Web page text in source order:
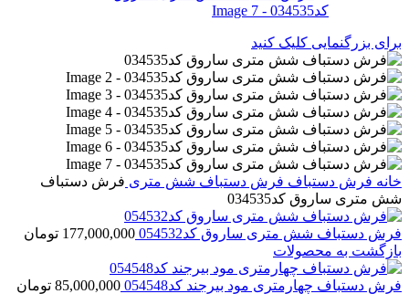
برای بزرگنمایی کلیک کنید
خانه فرش دستباف فرش دستباف شش متری فرش دستباف
شش متری ساروق کد034535
فرش دستباف شش متری ساروق کد054532 177,000,000 تومان
بازگشت به محصولات
فرش دستباف چهارمتری مود بیرجند کد054548 85,000,000 تومان